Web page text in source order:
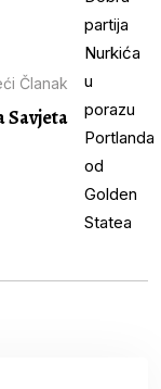
Članak
Savjeta